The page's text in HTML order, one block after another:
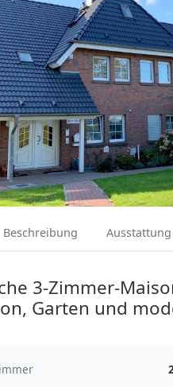
Beschreibung Ausstattung
3-Zimmer-
Garten und